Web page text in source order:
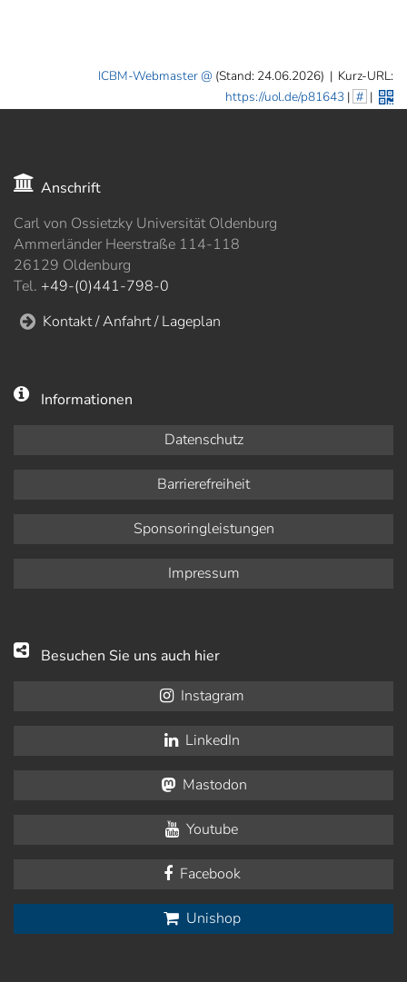
ICBM-Webmaster (Stand: 24.06.2026) | Kurz-URL:
https://uol.de/p81643 | # |
Anschrift
Carl von Ossietzky Universität Oldenburg
Ammerländer Heerstraße 114-118
26129 Oldenburg
Tel. +49-(0)441-798-0
Kontakt / Anfahrt / Lageplan
Informationen
Datenschutz
Barrierefreiheit
Sponsoringleistungen
Impressum
Besuchen Sie uns auch hier
Instagram
LinkedIn
Mastodon
Youtube
Facebook
Unishop